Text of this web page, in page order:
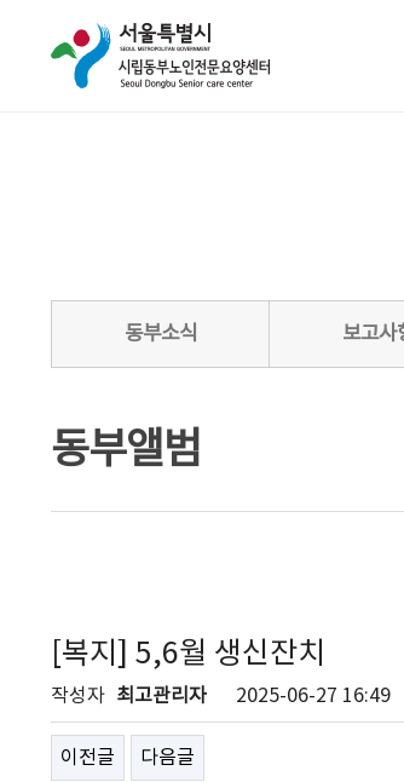
동부소식 보고사
동부앨범
[복지] 5,6월 생신잔치
작성자 최고관리자 2025-06-27 16:49
이전글 다음글